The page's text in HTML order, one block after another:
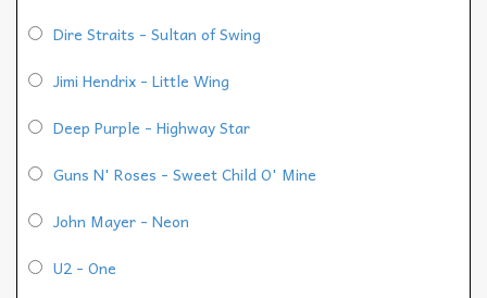
Dire Straits - Sultan of Swing
Jimi Hendrix - Little Wing
Deep Purple - Highway Star
Guns N' Roses - Sweet Child O' Mine
John Mayer - Neon
U2 - One